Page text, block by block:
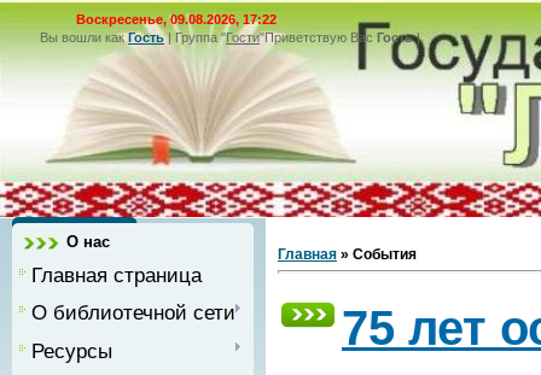
Воскресенье, 09.08.2026, 17:22
Вы вошли как Гость|Группа"Гости"Приветствую Вас Гость|
О нас
Главная страница
О библиотечной сети
Ресурсы
Главная » События
75 лет